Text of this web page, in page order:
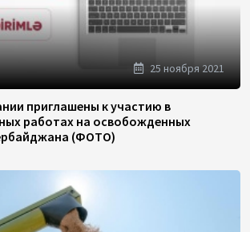
25 ноября 2021
приглашены к участию в
работах на освобожденных
(ФОТО)